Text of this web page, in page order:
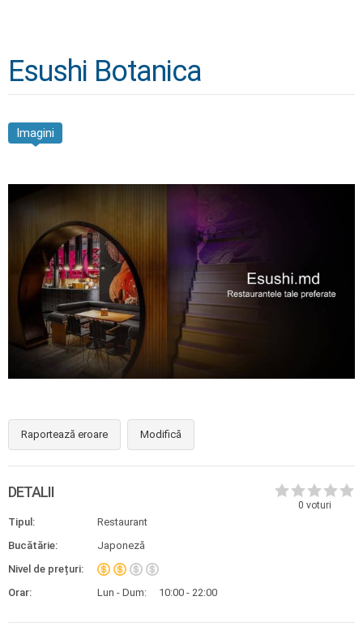
Esushi Botanica
Imagini
Raportează eroare Modifică
0 voturi
DETALII
Tipul:
Restaurant
Bucătărie:
Japoneză
Nivel de prețuri:
Orar:
Lun - Dum: 10:00 - 22:00